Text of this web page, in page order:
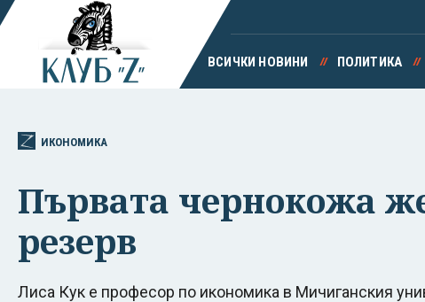
ВСИЧКИ НОВИНИ ПОЛИТИКА
ИКОНОМИКА
Първата чернокожа
резерв
Лиса Кук е професор по икономика в Мичиганския